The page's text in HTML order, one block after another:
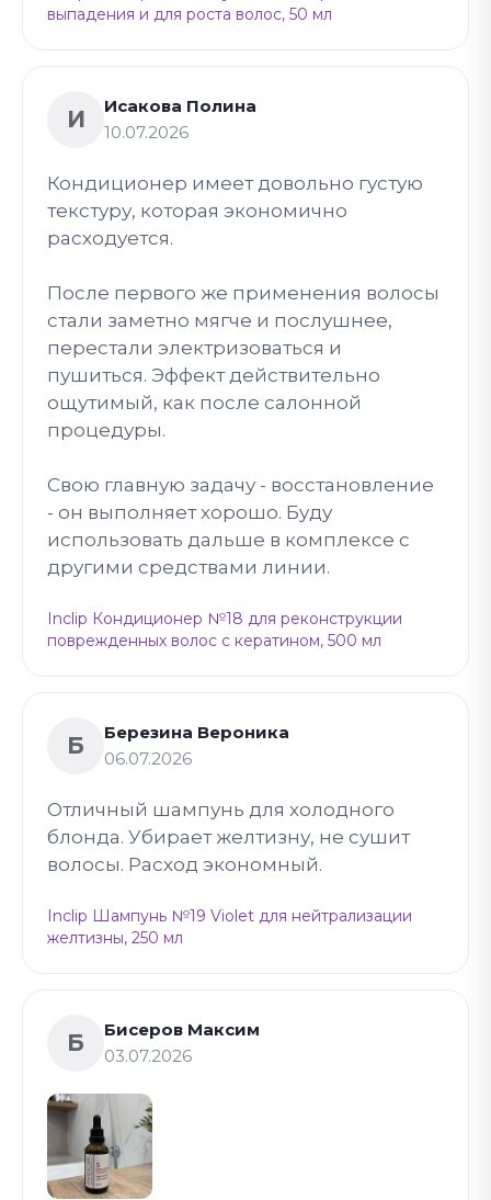
выпадения и для роста волос, 50 мл
И
Исакова Полина
10.07.2026
Кондиционер имеет довольно густую
текстуру, которая экономично
расходуется.
После первого же применения волосы
стали заметно мягче и послушнее,
перестали электризоваться и
пушиться. Эффект действительно
ощутимый, как после салонной
процедуры.
Свою главную задачу - восстановление
- он выполняет хорошо. Буду
использовать дальше в комплексе с
другими средствами линии.
Inclip Кондиционер №18 для реконструкции
поврежденных волос с кератином, 500 мл
Б
Березина Вероника
06.07.2026
Отличный шампунь для холодного
блонда. Убирает желтизну, не сушит
волосы. Расход экономный.
Inclip Шампунь №19 Violet для нейтрализации
желтизны, 250 мл
Б
Бисеров Максим
03.07.2026